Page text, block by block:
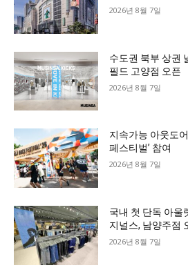
2026년 8월 7일
수도권 북부 상권
필드 고양점 오픈
2026년 8월 7일
지속가능 아웃도
페스티벌’ 참여
2026년 8월 7일
국내 첫 단독 아울
지널스, 남양주점
2026년 8월 7일